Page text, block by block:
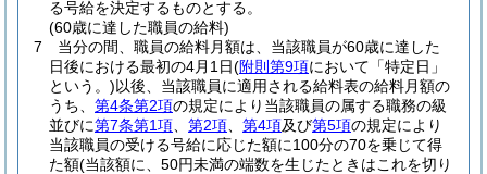
る号給を決定するものとする。
(60歳に達した職員の給料)
7
当分の間、職員の給料月額は、当該職員が60歳に達した
日後における最初の4月1日(附則第9項において「特定日」
という。)以後、当該職員に適用される給料表の給料月額の
うち、 第4条第2項の規定により当該職員の属する職務の級
並びに第7条第1項 第2項 第4項及び第5項の規定により
当該職員の受ける号給に応じた額に100分の70を乗じて得
た額(当該額に、50円未満の端数を生じたときはこれを切り